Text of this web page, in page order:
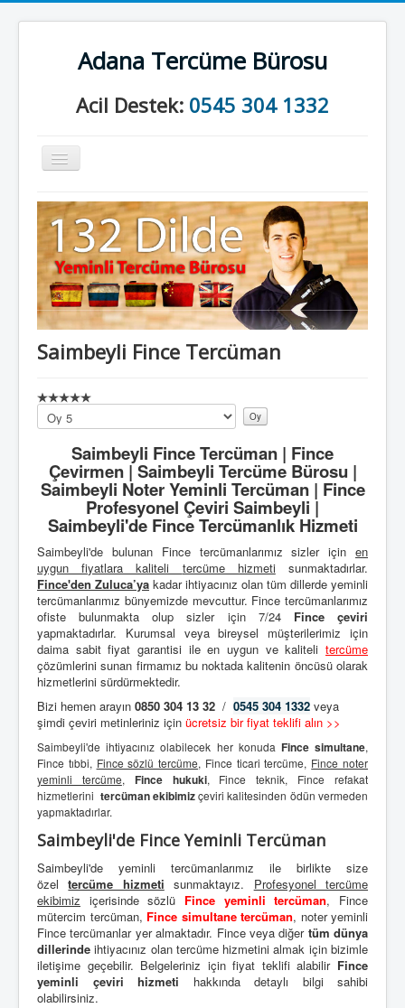
Adana Tercüme Bürosu
Acil Destek: 0545 304 1332
Gezinme
geçişini
Anasayfa
Kurumsal
Neler Yapıyoruz?
İletişim
Saimbeyli Fince Tercüman
Lütfen
oylayın
Saimbeyli Fince Tercüman | Fince
Çevirmen | Saimbeyli Tercüme Bürosu |
Saimbeyli Noter Yeminli Tercüman | Fince
Profesyonel Çeviri Saimbeyli |
Saimbeyli'de Fince Tercümanlık Hizmeti
Saimbeyli'de bulunan Fince tercümanlarımız sizler için en
uygun fiyatlara kaliteli tercüme hizmetisunmaktadırlar.
Fince'den Zuluca’ya kadar ihtiyacınız olan tüm dillerde yeminli
tercümanlarımız bünyemizde mevcuttur. Fince tercümanlarımız
ofiste bulunmakta olup sizler için 7/24 Fince çeviri
yapmaktadırlar. Kurumsal veya bireysel müşterilerimiz için
daima sabit fiyat garantisi ile en uygun ve kaliteli tercüme
çözümlerini sunan firmamız bu noktada kalitenin öncüsü olarak
hizmetlerini sürdürmektedir.
Bizi hemen arayın 0850 304 13 32 / 0545 304 1332 veya
şimdi çeviri metinleriniz için ücretsiz bir fiyat teklifi alın >>
Saimbeyli'de ihtiyacınız olabilecek her konuda Fince simultane,
Fince tıbbi, Fince sözlü tercüme, Fince ticari tercüme, Fince noter
yeminli tercüme, Fince hukuki, Fince teknik, Fince refakat
hizmetlerini tercüman ekibimizçeviri kalitesinden ödün vermeden
yapmaktadırlar.
Saimbeyli'de Fince Yeminli Tercüman
Saimbeyli'de yeminli tercümanlarımız ile birlikte size
özeltercüme hizmeti sunmaktayız. Profesyonel tercüme
ekibimiz içerisinde sözlü Fince yeminli tercüman, Fince
mütercim tercüman, Fince simultane tercüman, noter yeminli
Fince tercümanlar yer almaktadır. Fince veya diğer tüm dünya
dillerinde ihtiyacınız olan tercüme hizmetini almak için bizimle
iletişime geçebilir. Belgeleriniz için fiyat teklifi alabilir Fince
yeminli çeviri hizmeti hakkında detaylı bilgi sahibi
olabilirsiniz.